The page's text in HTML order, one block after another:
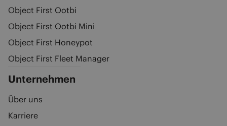
Object First Ootbi
Object First Ootbi Mini
Object First Honeypot
Object First Fleet Manager
Unternehmen
Über uns
Karriere